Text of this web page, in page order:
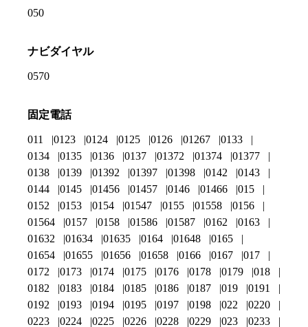
050
ナビダイヤル
0570
固定電話
011 0123 0124 0125 0126 01267
0133
0134
0135 0136 0137 01372 01374
01377
0138
0139 01392 01397 01398 0142
0143
0144
0145 01456 01457 0146 01466
015
0152
0153 0154 01547 0155 01558
0156
01564
0157 0158 01586 01587 0162
0163
01632
01634 01635 0164 01648
0165
01654
01655 01656 01658 0166 0167
017
0172
0173 0174 0175 0176 0178 0179
018
0182
0183 0184 0185 0186 0187 019
0191
0192
0193 0194 0195 0197 0198 022
0220
0223
0224 0225 0226 0228 0229 023 0233